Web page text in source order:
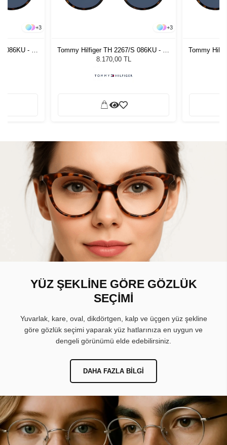
+3
086KU - 56
+3
Tommy Hilfiger TH 2267/S 086KU - 56
Unisex Güneş Gözlüğü
8.170,00 TL
Tommy
YÜZ ŞEKLİNE GÖRE GÖZLÜK
SEÇİMİ
Yuvarlak, kare, oval, dikdörtgen, kalp ve üçgen yüz şekline
göre gözlük seçimi yaparak yüz hatlarınıza en uygun ve
dengeli görünümü elde edebilirsiniz.
DAHA FAZLA BILGI